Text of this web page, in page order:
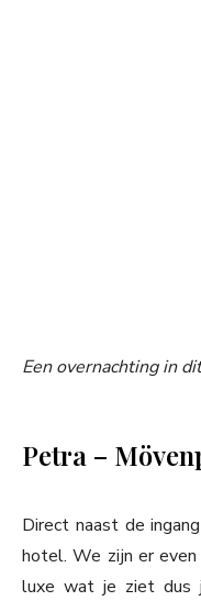
Een overnachting in
Petra –
Direct naast de
hotel. We zijn er
luxe wat je ziet dus